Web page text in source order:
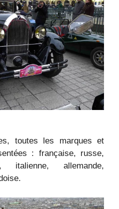
toutes les marques et
: française, russe,
italienne, allemande,